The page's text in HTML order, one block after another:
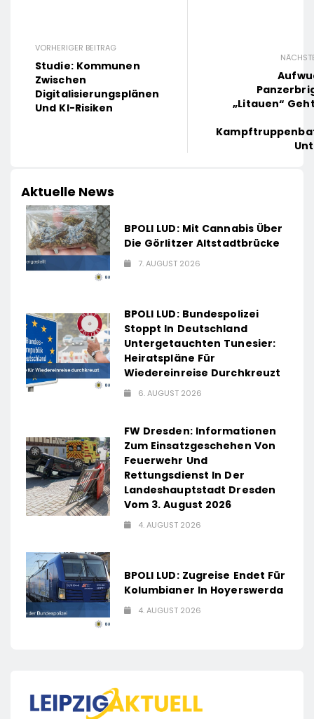
VORHERIGER BEITRAG
Studie: Kommunen
Zwischen
Digitalisierungsplänen
Und KI-Risiken
„Litauen“
Aktuelle News
BPOLI LUD: Mit Cannabis Über
Die Görlitzer Altstadtbrücke
7. AUGUST 2026
BPOLI LUD: Bundespolizei
Stoppt In Deutschland
Untergetauchten Tunesier:
Heiratspläne Für
Wiedereinreise Durchkreuzt
6. AUGUST 2026
FW Dresden: Informationen
Zum Einsatzgeschehen Von
Feuerwehr Und
Rettungsdienst In Der
Landeshauptstadt Dresden
Vom 3. August 2026
4. AUGUST 2026
BPOLI LUD: Zugreise Endet Für
Kolumbianer In Hoyerswerda
4. AUGUST 2026